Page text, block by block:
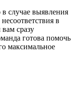
случае выявления
в
сразу
готова помочь
максимальное